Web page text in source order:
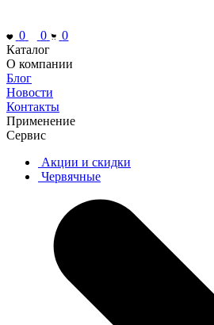
0 0
0
Каталог
О компании
Блог
Новости
Контакты
Применение
Сервис
Акции и скидки
Червячные